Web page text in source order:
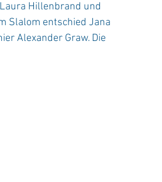
Hillenbrand und
Slalom entschied Jana
Alexander Graw. Die